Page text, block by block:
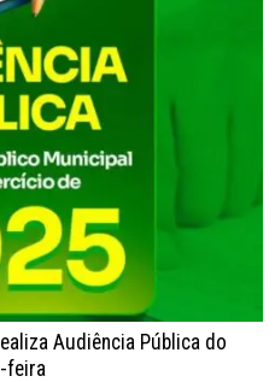
Audiência Pública do
feira